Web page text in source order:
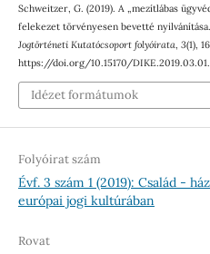
Schweitzer, G. (2019). A „mezítlábas
felekezet törvényesen bevetté nyilvánítása.
Jogtörténeti Kutatócsoport folyóirata, 3(1),
https://doi.org/10.15170/
Idézet formátumok
Folyóirat szám
Évf. 3 szám 1 (2019): Család -
európai jogi kultúrában
Rovat